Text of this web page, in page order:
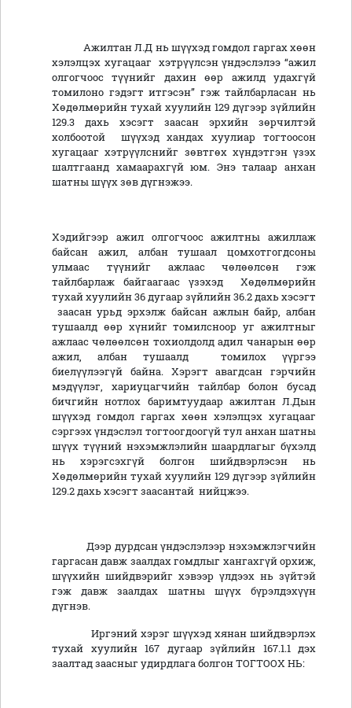
Ажилтан Л.Д нь шүүхэд гомдол гаргах хөөн
хэлэлцэх хугацааг хэтрүүлсэн үндэслэлээ “ажил
олгогчоос түүнийг дахин өөр ажилд удахгүй
томилоно гэдэгт итгэсэн” гэж тайлбарласан нь
Хөдөлмөрийн тухай хуулийн 129 дүгээр зүйлийн
129.3 дахь хэсэгт заасан эрхийн зөрчилтэй
холбоотой шүүхэд хандах хуулиар тогтоосон
хугацааг хэтрүүлснийг зөвтгөх хүндэтгэн үзэх
шалтгаанд хамаарахгүй юм. Энэ талаар анхан
шатны шүүх зөв дүгнэжээ.
Хэдийгээр ажил олгогчоос ажилтны ажиллаж
байсан ажил, албан тушаал цомхотгогдсоны
улмаас түүнийг ажлаас чөлөөлсөн гэж
тайлбарлаж байгаагаас үзэхэд Хөдөлмөрийн
тухай хуулийн 36 дугаар зүйлийн 36.2 дахь хэсэгт
заасан урьд эрхэлж байсан ажлын байр, албан
тушаалд өөр хүнийг томилсноор уг ажилтныг
ажлаас чөлөөлсөн тохиолдолд адил чанарын өөр
ажил, албан тушаалд томилох үүргээ
биелүүлээгүй байна. Хэрэгт авагдсан гэрчийн
мэдүүлэг, хариуцагчийн тайлбар болон бусад
бичгийн нотлох баримтуудаар ажилтан Л.Дын
шүүхэд гомдол гаргах хөөн хэлэлцэх хугацааг
сэргээх үндэслэл тогтоогдоогүй тул анхан шатны
шүүх түүний нэхэмжлэлийн шаардлагыг бүхэлд
нь хэрэгсэхгүй болгон шийдвэрлэсэн нь
Хөдөлмөрийн тухай хуулийн 129 дүгээр зүйлийн
129.2 дахь хэсэгт заасантай нийцжээ.
Дээр дурдсан үндэслэлээр нэхэмжлэгчийн
гаргасан давж заалдах гомдлыг хангахгүй орхиж,
шүүхийн шийдвэрийг хэвээр үлдээх нь зүйтэй
гэж давж заалдах шатны шүүх бүрэлдэхүүн
дүгнэв.
Иргэний хэрэг шүүхэд хянан шийдвэрлэх
тухай хуулийн 167 дугаар зүйлийн 167.1.1 дэх
заалтад заасныг удирдлага болгон ТОГТООХ НЬ: